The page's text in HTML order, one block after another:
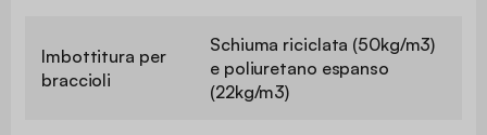
Imbottitura per
braccioli
Schiuma riciclata (50kg/m3)
e poliuretano espanso
(22kg/m3)